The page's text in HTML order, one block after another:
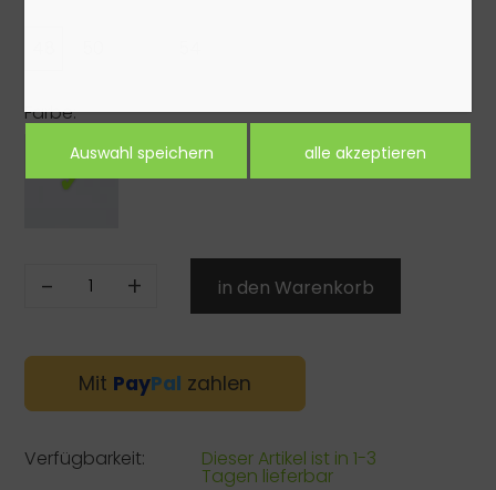
Farbe:
- +
Mit PayPal zahlen
Verfügbarkeit: Dieser Artikel ist in 1-3
Tagen lieferbar